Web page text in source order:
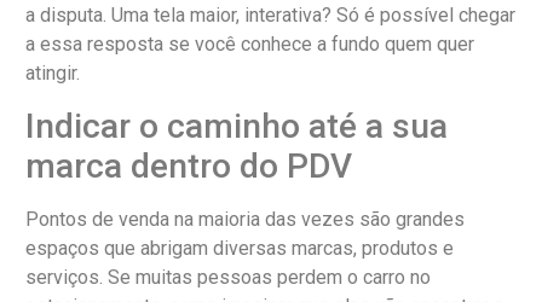
a disputa. Uma tela maior, interativa? Só é possível chegar
a essa resposta se você conhece a fundo quem quer
atingir.
Indicar o caminho até a sua
marca dentro do PDV
Pontos de venda na maioria das vezes são grandes
espaços que abrigam diversas marcas, produtos e
serviços. Se muitas pessoas perdem o carro no